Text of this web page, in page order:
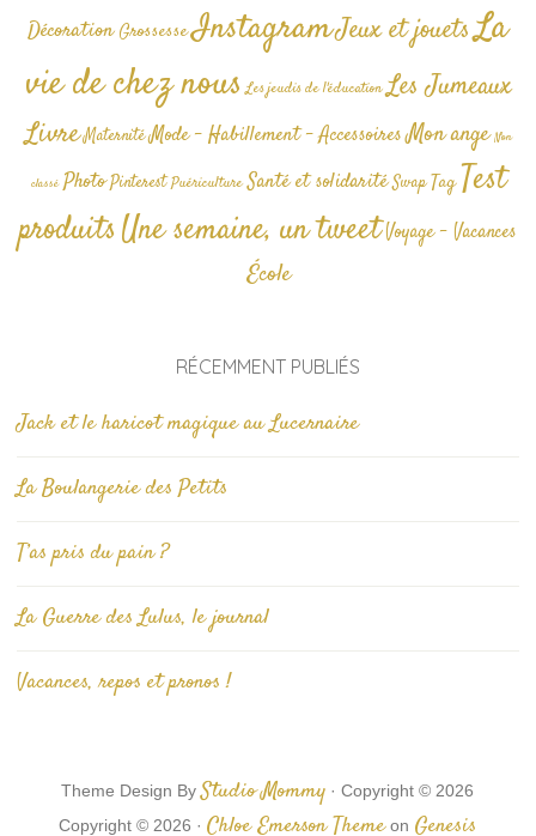
Décoration GrossesseInstagramJeux et jouetsLa
vie de chez nous Les jeudis de l'éducation Les Jumeaux
Livre Maternité Mode - Habillement - AccessoiresMon ange Non
classé Photo Pinterest Puériculture Santé et solidarité Swap TagTest
produitsUne semaine, un tweetVoyage - Vacances
École
RÉCEMMENT PUBLIÉS
Jack et le haricot magique au Lucernaire
La Boulangerie des Petits
T’as pris du pain ?
La Guerre des Lulus, le journal
Vacances, repos et pronos !
Theme Design ByStudio Mommy · Copyright © 2026
Copyright © 2026 ·Chloe Emerson Themeon Genesis